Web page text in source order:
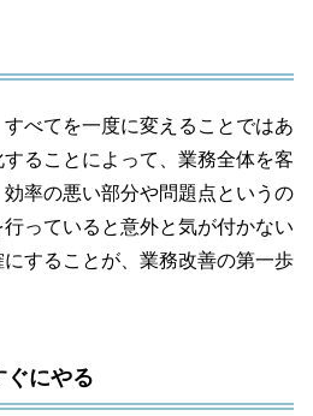
べてを一度に変えることではあ
ることによって、業務全体を客
率の悪い部分や問題点というの
っていると意外と気が付かない
することが、業務改善の第一歩
ぐにやる